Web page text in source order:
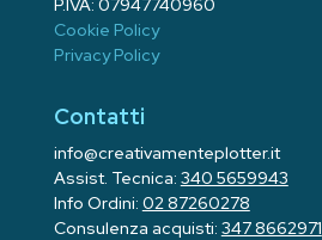
P.IVA: 07947740960
Cookie Policy
Privacy Policy
Contatti
info@creativamenteplotter.it
Assist. Tecnica: 340 5659943
Info Ordini: 02 87260278
Consulenza acquisti: 347 8662971